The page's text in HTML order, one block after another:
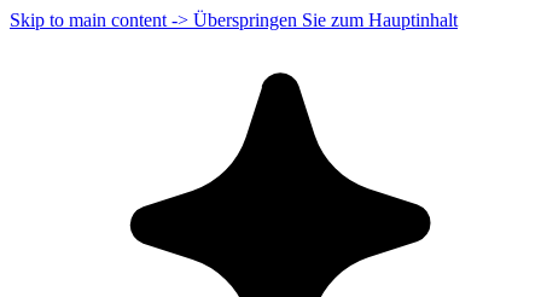
Skip to main content -> Überspringen Sie zum Hauptinhalt